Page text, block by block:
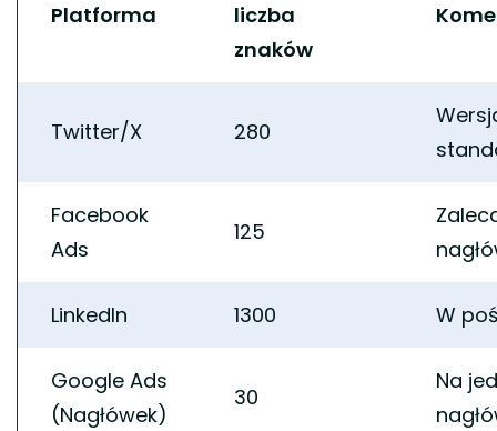
Platforma
liczba
znaków
Twitter/X 280
Facebook
Ads
125
LinkedIn 1300 W
Google Ads
(Nagłówek)
30
Na